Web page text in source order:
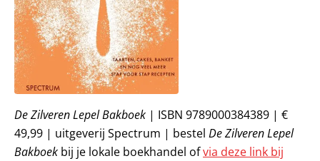
De Zilveren Lepel Bakboek | ISBN 9789000384389 | €
49,99 | uitgeverij Spectrum | bestel De Zilveren Lepel
Bakboek bij je lokale boekhandel ofvia deze link bij